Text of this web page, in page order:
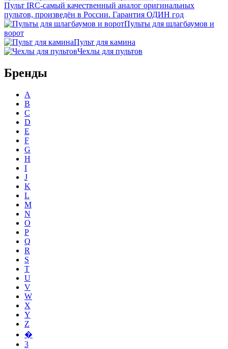
Пульт IRC-самый качественный аналог оригинальных
пультов, произведён в России. Гарантия ОДИН год
Пульты для шлагбаумов и
ворот
Пульт для камина
Чехлы для пультов
Бренды
A
B
C
D
E
F
G
H
I
J
K
L
M
N
O
P
Q
R
S
T
U
V
W
X
Y
Z
�
3